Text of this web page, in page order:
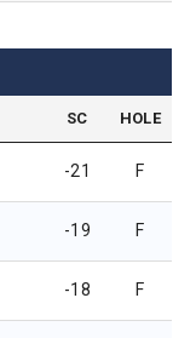
SC HOLE
-21 F
-19 F
-18 F